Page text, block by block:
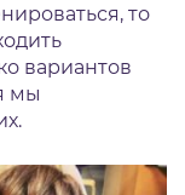
то
вариантов
мы